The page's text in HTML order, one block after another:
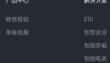
蜂窝模组
单板电脑
DTU
智慧农业
智能穿戴
智能电表